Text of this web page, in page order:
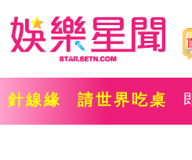
針線緣 請世界吃桌